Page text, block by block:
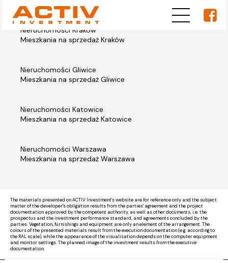
Nieruchomości Kraków
Mieszkania na sprzedaż Kraków
Nieruchomości Gliwice
Mieszkania na sprzedaż Gliwice
Nieruchomości Katowice
Mieszkania na sprzedaż Katowice
Nieruchomości Warszawa
Mieszkania na sprzedaż Warszawa
The materials presented on ACTIV Investment's website are for reference only and the subject
matter of the developer's obligation results from the parties' agreement and the project
documentation approved by the competent authority, as well as other documents, i.e. the
prospectus and the investment performance standard, and agreements concluded by the
parties. Vegetation, furnishings and equipment are only an element of the arrangement. The
colours of the presented materials result from the execution documentation (e.g. according to
the RAL scale), while the appearance of the visualisation depends on the computer equipment
and monitor settings. The planned image of the investment results from the executive
documentation.